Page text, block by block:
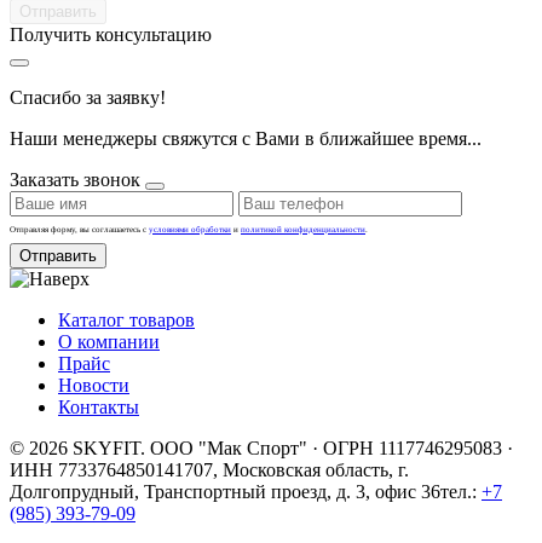
Получить консультацию
Спасибо за заявку!
Наши менеджеры свяжутся с Вами в ближайшее время...
Заказать звонок
Отправляя форму, вы соглашаетесь с условиями обработки и политикой конфиденциальности.
Отправить
Каталог товаров
О компании
Прайс
Новости
Контакты
© 2026 SKYFIT. ООО "Мак Спорт" · ОГРН 1117746295083 ·
ИНН 7733764850141707, Московская область, г.
Долгопрудный, Транспортный проезд, д. 3, офис 36тел.: +7
(985) 393-79-09